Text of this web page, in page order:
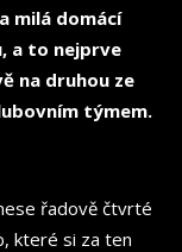
milá domácí
a to nejprve
na druhou ze
týmem.
řadově čtvrté
které si za ten